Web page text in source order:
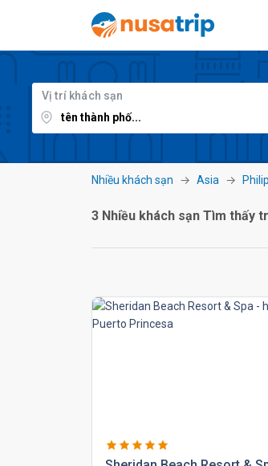
Vị trí khách sạn
Nhiều khách sạn Asia
3 Nhiều khách sạn Tìm thấy